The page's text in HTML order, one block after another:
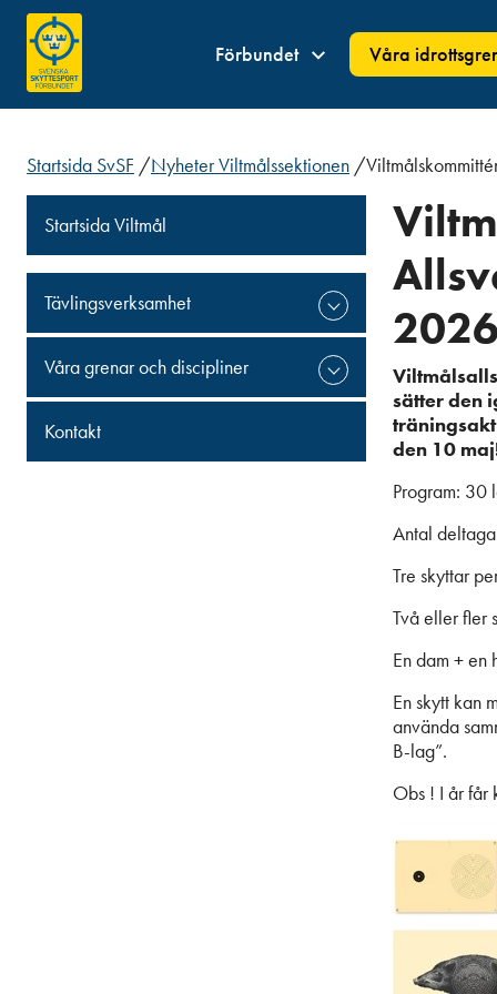
Förbundet Våra
Startsida SvSF /Nyheter Viltmålssektionen /
Startsida Viltmål
Tävlingsverksamhet
Våra grenar och discipliner
Kontakt
sätter den
den 10
Program: 30
Antal
Tre skyttar
Två eller fler
En dam + en
En skytt kan
använda
B-lag”.
Obs ! I år får